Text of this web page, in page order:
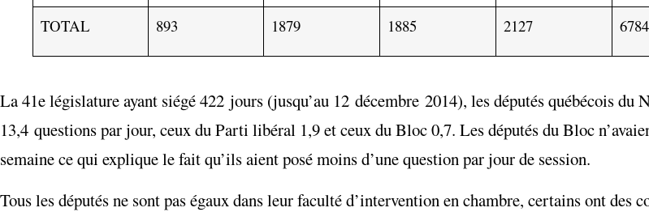
TOTAL 893 1879 1885 2127 6784
La 41e législature ayant siégé 422 jours (jusqu’au 12 décembre 2014), les députés québécois du
13,4 questions par jour, ceux du Parti libéral 1,9 et ceux du Bloc 0,7. Les députés du Bloc
semaine ce qui explique le fait qu’ils aient posé moins d’une question par jour de session.
Tous les députés ne sont pas égaux dans leur faculté d’intervention en chambre, certains ont des